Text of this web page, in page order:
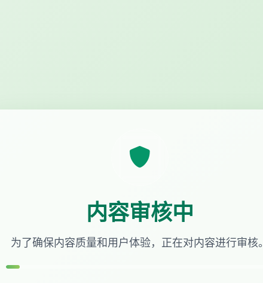
内容审核中
为了确保内容质量和用户体验，正在对内容进行审核。